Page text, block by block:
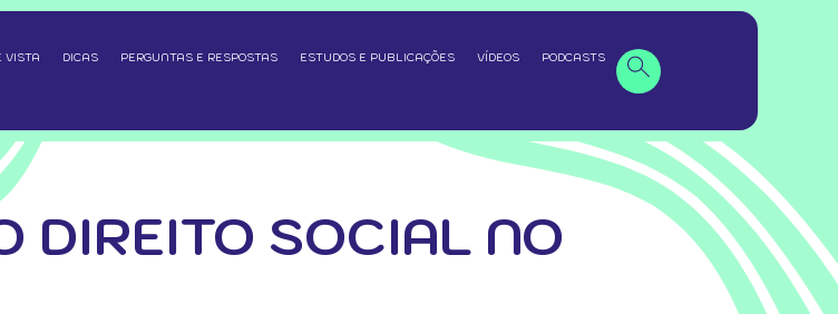
VISTA DICAS PERGUNTAS E RESPOSTAS ESTUDOS E PUBLICAÇÕES VÍDEOS PODCASTS
DIREITO SOCIAL NO